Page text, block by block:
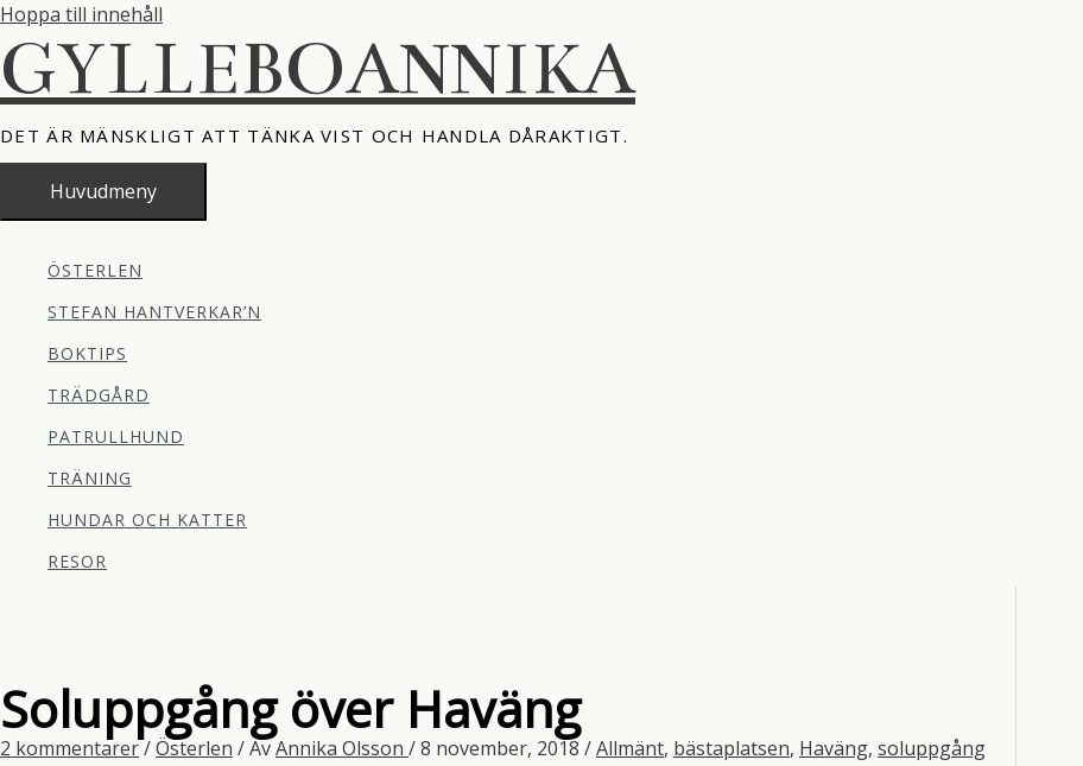
Hoppa till innehåll
GYLLEBOANNIKA
DET ÄR MÄNSKLIGT ATT TÄNKA VIST OCH HANDLA DÅRAKTIGT.
Huvudmeny
ÖSTERLEN
STEFAN HANTVERKAR’N
BOKTIPS
TRÄDGÅRD
PATRULLHUND
TRÄNING
HUNDAR OCH KATTER
RESOR
Soluppgång över Haväng
2 kommentarer/Österlen / AvAnnika Olsson /8 november, 2018 /Allmänt, bästaplatsen, Haväng, soluppgång